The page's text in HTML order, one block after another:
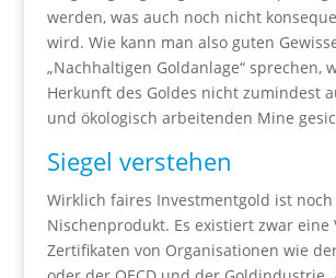
werden, was auch noch nicht
wird. Wie kann man also guten
„Nachhaltigen Goldanlage“ sprechen,
Herkunft des Goldes nicht zumindest
und ökologisch arbeitenden Mine
Siegel verstehen
Wirklich faires Investmentgold ist
Nischenprodukt. Es existiert zwar eine
Zertifikaten von Organisationen wie